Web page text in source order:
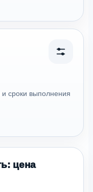
сроки выполнения
цена